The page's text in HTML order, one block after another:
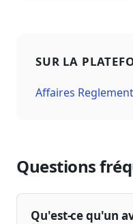
SUR LA
Affaires
Questions
Qu'est-ce qu'un